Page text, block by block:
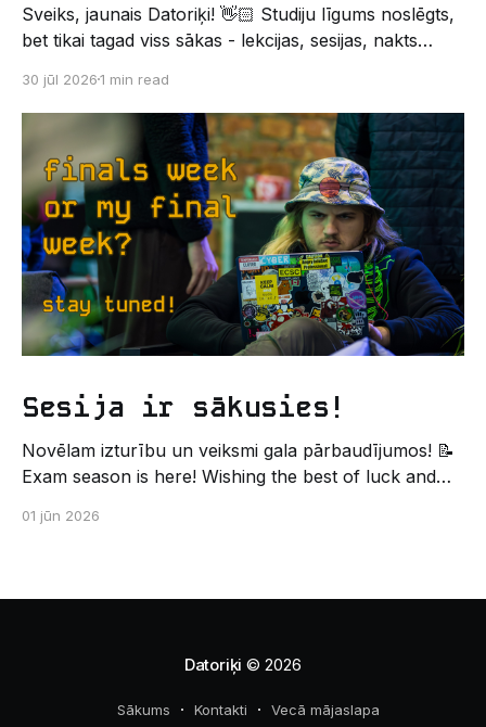
Sveiks, jaunais Datoriķi! 👋🏻 Studiju līgums noslēgts,
bet tikai tagad viss sākas - lekcijas, sesijas, nakts
Un kas gan būtu labāks veids, kā iepazīt savu jauno
dzīvi LU EZTF datoriķu vidē, par došanos uz
leģendāro “Sējienu”? 🐱 Šī pirmsaristoteļa nometne
palīdzēs tev iegūt pirmos draugus, ieskatu studenta
30 jūl 20261 min read
Sesija ir sākusies!
Novēlam izturību un veiksmi gala pārbaudījumos! 📝
Exam season is here! Wishing the best of luck and
pašpārvaldes komunikācijas virziens
01 jūn 2026
Datoriķi © 2026
Sākums Kontakti Vecā mājaslapa